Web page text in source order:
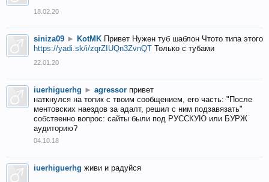
18.02.20
siniza09 ► KotMK Привет Нужен туб шаблон Чтото типа этого
https://yadi.sk/i/zqrZIUQn3ZvnQT Только с тубами
22.01.20
iuerhiguerhg ► agressor привет
наткнулся на топик с твоим сообщением, его часть: "После
ментовских наездов за адалт, решил с ним подзавязать"
собственно вопрос: сайты были под РУССКУЮ или БУРЖ
аудиторию?
04.10.18
iuerhiguerhg живи и радуйся